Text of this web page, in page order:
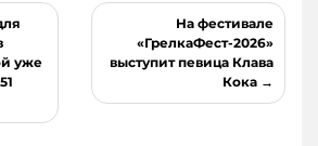
уже
На фестивале
«ГрелкаФест-2026»
выступит певица Клава
Кока